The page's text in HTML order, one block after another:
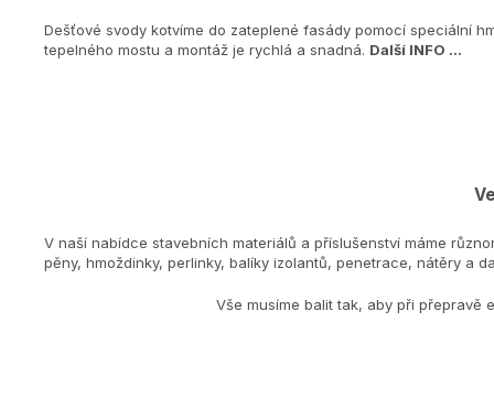
Dešťové svody kotvíme do zateplené fasády pomocí speciální
tepelného mostu a montáž je rychlá a snadná. Další INFO ...
V naší nabídce stavebních materiálů a příslušenství máme
pěny, hmoždinky, perlinky, balíky izolantů, penetrace, nátěry a
Vše musíme balit tak, aby při přepravě